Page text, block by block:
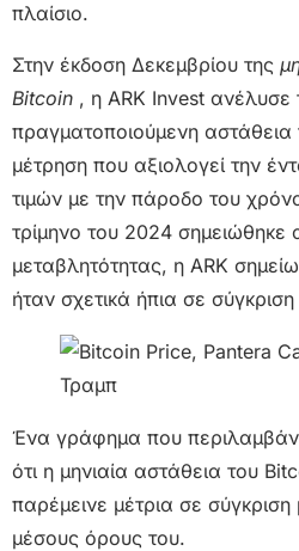
πλαίσιο.
Στην έκδοση Δεκεμβρίου της
Bitcoin , η ARK Invest ανέλυσε
πραγματοποιούμενη αστάθεια
μέτρηση που αξιολογεί την
τιμών με την πάροδο του
τρίμηνο του 2024 σημειώθηκε
μεταβλητότητας, η ARK
ήταν σχετικά ήπια σε σύγκριση
Ένα γράφημα που
ότι η μηνιαία αστάθεια του
παρέμεινε μέτρια σε σύγκριση
μέσους όρους του.